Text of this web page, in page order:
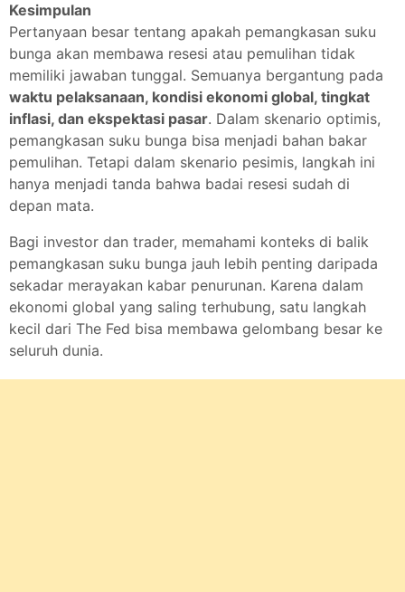
Kesimpulan
Pertanyaan besar tentang apakah pemangkasan suku
bunga akan membawa resesi atau pemulihan tidak
memiliki jawaban tunggal. Semuanya bergantung pada
waktu pelaksanaan, kondisi ekonomi global, tingkat
inflasi, dan ekspektasi pasar. Dalam skenario optimis,
pemangkasan suku bunga bisa menjadi bahan bakar
pemulihan. Tetapi dalam skenario pesimis, langkah ini
hanya menjadi tanda bahwa badai resesi sudah di
depan mata.
Bagi investor dan trader, memahami konteks di balik
pemangkasan suku bunga jauh lebih penting daripada
sekadar merayakan kabar penurunan. Karena dalam
ekonomi global yang saling terhubung, satu langkah
kecil dari The Fed bisa membawa gelombang besar ke
seluruh dunia.